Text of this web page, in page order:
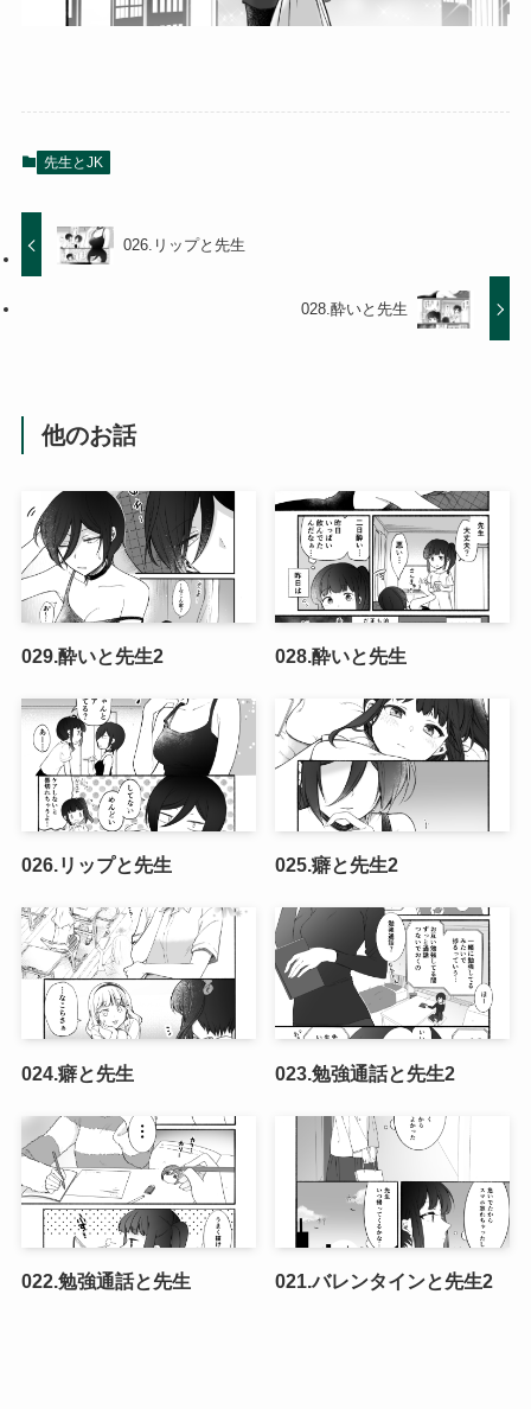
先生とJK
026.リップと先生
028.酔いと先生
他のお話
029.酔いと先生2 028.酔いと先生
026.リップと先生 025.癖と先生2
024.癖と先生 023.勉強通話と先生2
022.勉強通話と先生 021.バレンタインと先生2